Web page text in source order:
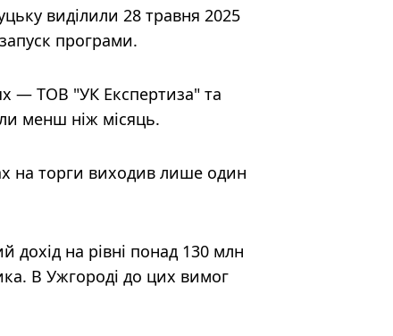
виділили 28 травня 2025
програми.
— ТОВ "УК Експертиза" та
менш ніж місяць.
на торги виходив лише один
дохід на рівні понад 130 млн
В Ужгороді до цих вимог